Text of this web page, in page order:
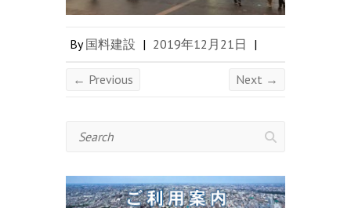
By国料建設 | 2019年12月21日 |
← Previous Next →
Search